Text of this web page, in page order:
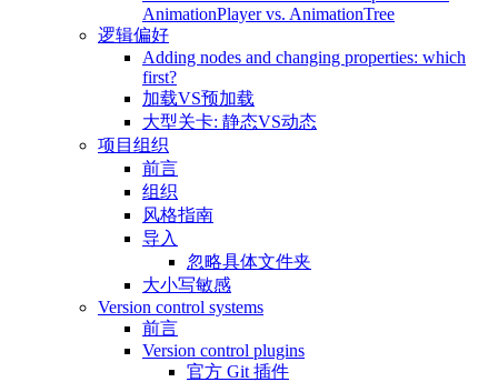
AnimationPlayer vs. AnimationTree
逻辑偏好
Adding nodes and changing properties: which
first?
加载VS预加载
大型关卡: 静态VS动态
项目组织
前言
组织
风格指南
导入
忽略具体文件夹
大小写敏感
Version control systems
前言
Version control plugins
官方 Git 插件